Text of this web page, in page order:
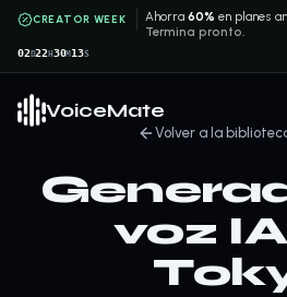
CREATOR WEEK Ahorra60% en planes
Termina pronto.
02D22H 30M 12S
VoiceMate
Volver a la
voz